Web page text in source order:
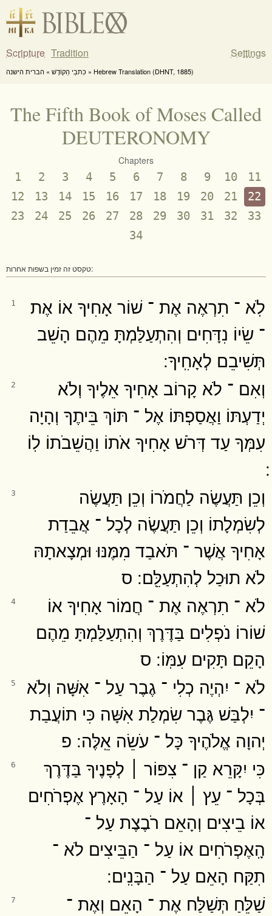
Scripture Tradition Settings
כִּתבֵי הַקוֹדֶשׁ » הברית הישנה » Hebrew Translation (DHNT, 1885)
The Fifth Book of Moses Called
DEUTERONOMY
Chapters
1 2 3 4 5 6 7 8 9 10
11
12
13 14 15 16 17 18 19 20 21
22
23
24 25 26 27 28 29 30 31 32
33
34
טקסט זה זמין בשפות אחרות:
1
לֹֽא ־ תִרְאֶה אֶת ־ שׁוֹר אָחִיךָ אוֹ אֶת
־ שֵׂיוֹ נִדָּחִים וְהִתְעַלַּמְתָּ מֵהֶם הָשֵׁב
תְּשִׁיבֵם לְאָחִֽיךָ ׃
2
וְאִם ־ לֹא קָרוֹב אָחִיךָ אֵלֶיךָ וְלֹא
יְדַעְתּוֹ וַאֲסַפְתּוֹ אֶל ־ תּוֹךְ בֵּיתֶךָ וְהָיָה
עִמְּךָ עַד דְּרֹשׁ אָחִיךָ אֹתוֹ וַהֲשֵׁבֹתוֹ לֽוֹ
3
וְכֵן תַּעֲשֶׂה לַחֲמֹרוֹ וְכֵן תַּעֲשֶׂה
לְשִׂמְלָתוֹ וְכֵן תַּעֲשֶׂה לְכָל ־ אֲבֵדַת
אָחִיךָ אֲשֶׁר ־ תֹּאבַד מִמֶּנּוּ וּמְצָאתָהּ
לֹא תוּכַל לְהִתְעַלֵּֽם ׃ ס
4
לֹא ־ תִרְאֶה אֶת ־ חֲמוֹר אָחִיךָ אוֹ
שׁוֹרוֹ נֹפְלִים בַּדֶּרֶךְ וְהִתְעַלַּמְתָּ מֵהֶם
הָקֵם תָּקִים עִמּֽוֹ ׃ ס
5
לֹא ־ יִהְיֶה כְלִי ־ גֶבֶר עַל ־ אִשָּׁה וְלֹא
־ יִלְבַּשׁ גֶּבֶר שִׂמְלַת אִשָּׁה כִּי תוֹעֲבַת
יְהוָה אֱלֹהֶיךָ כָּל ־ עֹשֵׂה אֵֽלֶּה ׃ פ
6
כִּי יִקָּרֵא קַן ־ צִפּוֹר ׀ לְפָנֶיךָ בַּדֶּרֶךְ
בְּכָל ־ עֵץ ׀ אוֹ עַל ־ הָאָרֶץ אֶפְרֹחִים
אוֹ בֵיצִים וְהָאֵם רֹבֶצֶת עַל ־
הָֽאֶפְרֹחִים אוֹ עַל ־ הַבֵּיצִים לֹא ־
תִקַּח הָאֵם עַל ־ הַבָּנִֽים ׃
7
שַׁלֵּחַ תְּשַׁלַּח אֶת ־ הָאֵם וְאֶת ־